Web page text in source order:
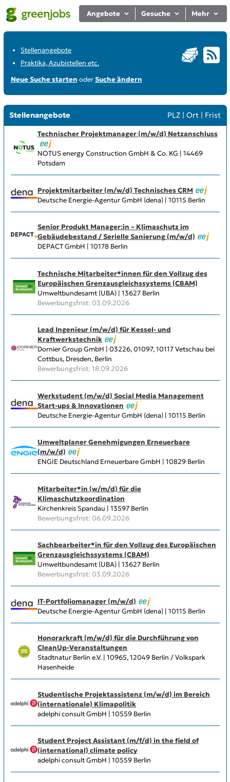
Angebote Gesuche Mehr
Stellenangebote
Praktika, Azubistellen etc.
Neue Suche starten oderSuche ändern
Stellenangebote PLZ |Ort Frist
Technischer Projektmanager (m/w/d) Netzanschluss
NOTUS energy Construction GmbH & Co. KG | 14469
Potsdam
Projektmitarbeiter (m/w/d) Technisches CRM
Deutsche Energie-Agentur GmbH (dena) | 10115 Berlin
Senior Produkt Manager:in – Klimaschutz im
Gebäudebestand / Serielle Sanierung (m/w/d)
DEPACT GmbH | 10178 Berlin
Technische Mitarbeiter*innen für den Vollzug des
Europäischen Grenzausgleichs­systems (CBAM)
Umweltbundesamt (UBA) | 13627 Berlin
Bewerbungsfrist: 03.09.2026
Lead Ingenieur (m/w/d) für Kessel- und
Kraftwerkstechnik
Dornier Group GmbH | 03226, 01097, 10117 Vetschau bei
Cottbus, Dresden, Berlin
Bewerbungsfrist: 18.09.2026
Werkstudent (m/w/d) Social Media Management
Start-ups & Innovationen
Deutsche Energie-Agentur GmbH (dena) | 10115 Berlin
Umweltplaner Genehmigungen Erneuerbare
(m/w/d)
ENGIE Deutschland Erneuerbare GmbH | 10829 Berlin
Mitarbeiter*in (w/m/d) für die
Klimaschutzkoordination
Kirchenkreis Spandau | 13597 Berlin
Bewerbungsfrist: 06.09.2026
Sachbearbeiter*in für den Vollzug des Europäischen
Grenzausgleichs­systems (CBAM)
Umweltbundesamt (UBA) | 13627 Berlin
Bewerbungsfrist: 03.09.2026
IT-Portfoliomanager (m/w/d)
Deutsche Energie-Agentur GmbH (dena) | 10115 Berlin
Honorarkraft (m/w/d) für die Durchführung von
CleanUp-Veranstaltungen
Stadtnatur Berlin e.V. | 10965, 12049 Berlin / Volkspark
Hasenheide
Studentische Projektassistenz (m/w/d) im Bereich
(internationale) Klimapolitik
adelphi consult GmbH | 10559 Berlin
Student Project Assistant (m/f/d) in the field of
(international) climate policy
adelphi consult GmbH | 10559 Berlin